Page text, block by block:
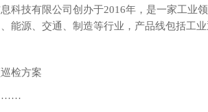
息科技有限公司创办于2016年，是一家工
能源、交通、制造等行业，产品线包括工
检方案
……